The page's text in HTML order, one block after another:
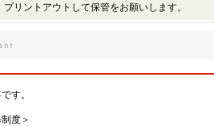
リントアウトして保管をお願いします。
す。
度＞